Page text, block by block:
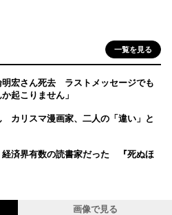
一覧を見る
明宏さん死去 ラストメッセージでも
起こりません」
カリスマ漫画家、二人の「違い」と
経済界有数の読書家だった 『死ぬほ
画像で見る